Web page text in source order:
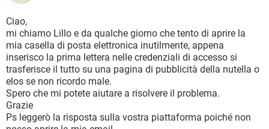
TIKTOK
HARDWARE
INSTAGRAM
TIKTOK FACEBOOK
HARDWARE
INTRATTENIMENTO
iOS
INSTAGRAM WHATSAPP
TIKTOK FACEBOOK
HARDWARE
COVID-19
INTRATTENIMENTO ANDROID
iOS WINDOWS 10
INSTAGRAM WHATSAPP
TIKTOK FACEBOOK
HARDWARE
Ciao,
mi chiamo Lillo e da qualche giorno che tento di aprire la
mia casella di posta elettronica inutilmente, appena
inserisco la prima lettera nelle credenziali di accesso si
trasferisce il tutto su una pagina di pubblicità della nutella o
elos se non ricordo male.
Spero che mi potete aiutare a risolvere il problema.
Grazie
Ps leggerò la risposta sulla vostra piattaforma poiché non